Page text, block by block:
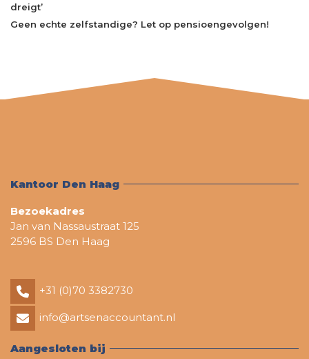
dreigt’
Geen echte zelfstandige? Let op pensioengevolgen!
Kantoor Den Haag
Bezoekadres
Jan van Nassaustraat 125
2596 BS Den Haag
+31 (0)70 3382730
info@artsenaccountant.nl
Aangesloten bij